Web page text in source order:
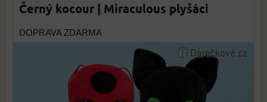
Černý kocour | Miraculous plyšáci
DOPRAVA ZDARMA